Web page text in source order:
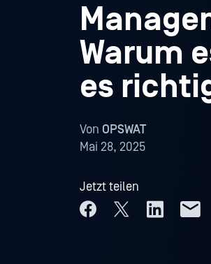
Warum
es
Von OPSWAT
Mai 28, 2025
Jetzt teilen